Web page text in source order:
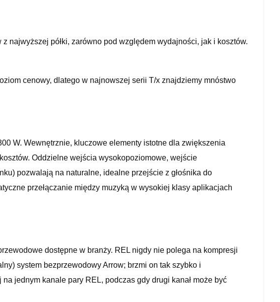
najwyższej półki, zarówno pod względem wydajności, jak i kosztów.
cenowy, dlatego w najnowszej serii T/x znajdziemy mnóstwo
W. Wewnętrznie, kluczowe elementy istotne dla zwiększenia
Oddzielne wejścia wysokopoziomowe, wejście
pozwalają na naturalne, idealne przejście z głośnika do
przełączanie między muzyką w wysokiej klasy aplikacjach
dostępne w branży. REL nigdy nie polega na kompresji
system bezprzewodowy Arrow; brzmi on tak szybko i
jednym kanale pary REL, podczas gdy drugi kanał może być